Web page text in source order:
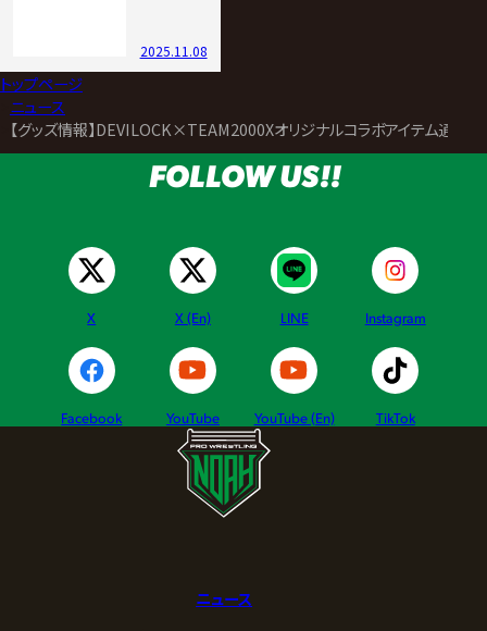
2025.11.08
トップページ
ニュース
【グッズ情報】DEVILOCK×TEAM2000Xオリジナルコラボアイテム通信
FOLLOW US!!
X X (En) LINE Instagram
Facebook YouTube YouTube (En) TikTok
ニュース